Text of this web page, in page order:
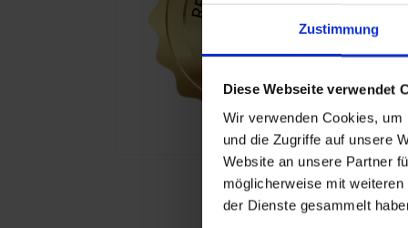
Zustimmung
Diese Webseite verwendet
Wir verwenden Cookies,
und die Zugriffe auf unsere
Website an unsere Partner
möglicherweise mit
der Dienste gesammelt